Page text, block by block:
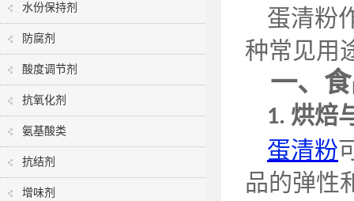
水份保持剂
防腐剂
酸度调节剂
抗氧化剂
氨基酸类
抗结剂
增味剂
蛋清粉
种常见用
一、
1. 烘焙
蛋清粉
品的弹性